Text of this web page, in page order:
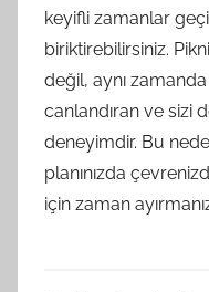
keyifli zamanlar
biriktirebilirsiniz.
değil, aynı
canlandıran ve sizi
deneyimdir. Bu
planınızda
için zaman